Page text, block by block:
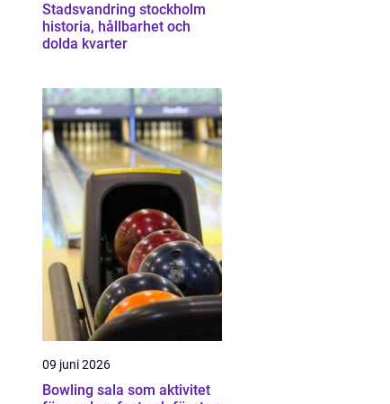
Stadsvandring stockholm
historia, hållbarhet och
dolda kvarter
09 juni 2026
Bowling sala som aktivitet